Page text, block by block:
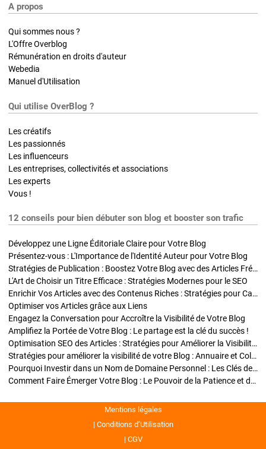
A propos
Qui sommes nous ?
L'Offre Overblog
Rémunération en droits d'auteur
Webedia
Manuel d'Utilisation
Qui utilise OverBlog ?
Les créatifs
Les passionnés
Les influenceurs
Les entreprises, collectivités et associations
Les experts
Vous !
12 conseils pour bien débuter son blog et booster son trafic
Développez une Ligne Éditoriale Claire pour Votre Blog
Présentez-vous : L'Importance de l'Identité Auteur pour Votre Blog
Stratégies de Publication : Boostez Votre Blog avec des Articles Fréquents et Exclusifs
L'Art de Choisir un Titre Efficace : Stratégies Modernes pour le SEO
Enrichir Vos Articles avec des Contenus Riches : Stratégies pour Captiver et Optimiser
Optimiser vos Articles grâce aux Liens
Engagez la Conversation pour Accroître la Visibilité de Votre Blog
Amplifiez la Portée de Votre Blog : Le partage est la clé du succès !
Optimisation SEO des Articles : Stratégies pour Améliorer la Visibilité de Votre Blog
Stratégies pour améliorer la visibilité de votre Blog : Annuaire et Collaborations
Pourquoi Investir dans un Nom de Domaine Personnel : Les Clés de la Réussite de Votre Blog
Comment Faire Émerger Votre Blog : Le Pouvoir de la Patience et de la Persévérance
Mentions légales
Conditions d’Utilisation
CGV